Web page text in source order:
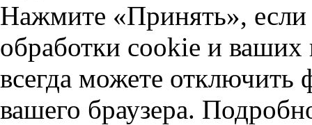
Нажмите «Принять», если
обработки cookie и
всегда можете отключить
вашего браузера.